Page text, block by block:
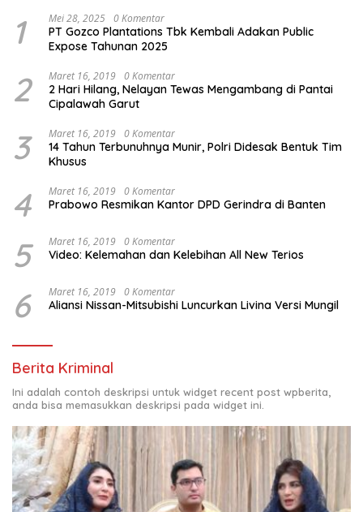
1 Mei 28, 2025 0 Komentar
PT Gozco Plantations Tbk Kembali Adakan Public
Expose Tahunan 2025
2 Maret 16, 2019 0 Komentar
2 Hari Hilang, Nelayan Tewas Mengambang di Pantai
Cipalawah Garut
3 Maret 16, 2019 0 Komentar
14 Tahun Terbunuhnya Munir, Polri Didesak Bentuk Tim
Khusus
4 Maret 16, 2019 0 Komentar
Prabowo Resmikan Kantor DPD Gerindra di Banten
5 Maret 16, 2019 0 Komentar
Video: Kelemahan dan Kelebihan All New Terios
6 Maret 16, 2019 0 Komentar
Aliansi Nissan-Mitsubishi Luncurkan Livina Versi Mungil
Berita Kriminal
Ini adalah contoh deskripsi untuk widget recent post wpberita,
anda bisa memasukkan deskripsi pada widget ini.